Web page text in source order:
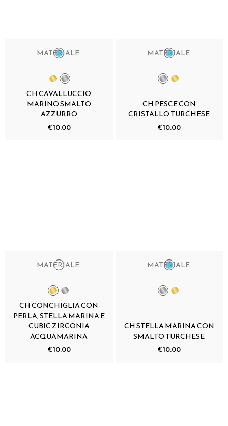
MATERIALE:
CH CAVALLUCCIO
MARINO SMALTO
AZZURRO
€10.00
MATERIALE:
CH PESCE CON
CRISTALLO TURCHESE
€10.00
MATERIALE:
CH CONCHIGLIA CON
PERLA, STELLA MARINA E
CUBIC ZIRCONIA
ACQUAMARINA
€10.00
MATERIALE:
CH STELLA MARINA CON
SMALTO TURCHESE
€10.00